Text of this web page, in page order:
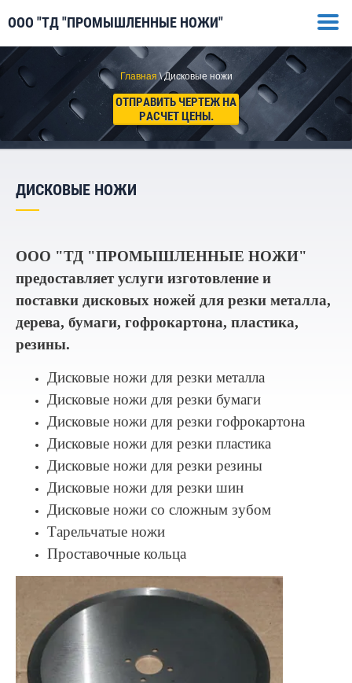
ООО "ТД "ПРОМЫШЛЕННЫЕ НОЖИ"
Главная \ Дисковые ножи
ОТПРАВИТЬ ЧЕРТЕЖ НА
РАСЧЕТ ЦЕНЫ.
ДИСКОВЫЕ НОЖИ
ООО "ТД "ПРОМЫШЛЕННЫЕ НОЖИ"
предоставляет услуги изготовление и
поставки дисковых ножей для резки металла,
дерева, бумаги, гофрокартона, пластика,
резины.
Дисковые ножи для резки металла
Дисковые ножи для резки бумаги
Дисковые ножи для резки гофрокартона
Дисковые ножи для резки пластика
Дисковые ножи для резки резины
Дисковые ножи для резки шин
Дисковые ножи со сложным зубом
Тарельчатые ножи
Проставочные кольца